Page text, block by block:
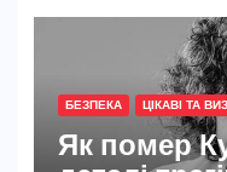
БЕЗПЕКА ЦІКАВІ ТА
Як помер